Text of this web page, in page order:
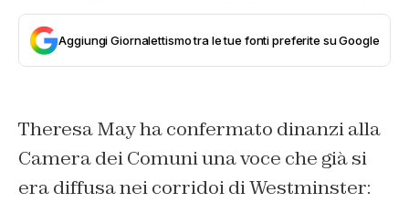
Aggiungi Giornalettismo tra le tue fonti preferite su Google
Theresa May ha confermato dinanzi alla
Camera dei Comuni una voce che già si
era diffusa nei corridoi di Westminster: